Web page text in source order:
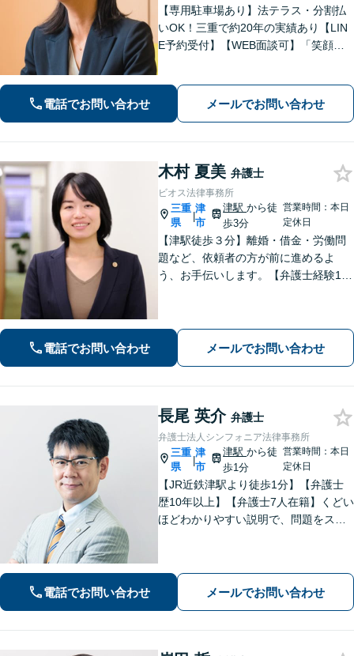
【専用駐車場あり】法テラス・分割払
いOK！三重で約20年の実績あり【LIN
E予約受付】【WEB面談可】「笑顔に
性別・年代問わず実績豊富【借金】家
計全体を見直すプランをご提案
電話でお問い合わせ メールでお問い合わせ
木村 夏美 弁護士
ビオス法律事務所
三重
県
|
津
市
津駅から徒
歩3分
営業時間：本日
定休日
【津駅徒歩３分】離婚・借金・労働問
題など、依頼者の方が前に進めるよ
う、お手伝いします。【弁護士経験10
にご相談ください。
電話でお問い合わせ メールでお問い合わせ
長尾 英介 弁護士
弁護士法人シンフォニア法律事務所
三重
県
|
津
市
津駅から徒
歩1分
営業時間：本日
定休日
【JR近鉄津駅より徒歩1分】【弁護士
歴10年以上】【弁護士7人在籍】くどい
ほどわかりやすい説明で、問題をスム
数【借金・債務整理】自己破産で、借
金を0にできる可能性があります。
電話でお問い合わせ メールでお問い合わせ